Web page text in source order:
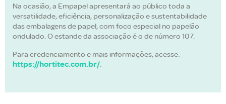
Na ocasião, a Empapel apresentará ao público toda a
versatilidade, eficiência, personalização e sustentabilidade
das embalagens de papel, com foco especial no papelão
ondulado. O estande da associação é o de número 107.
Para credenciamento e mais informações, acesse:
https://hortitec.com.br/.